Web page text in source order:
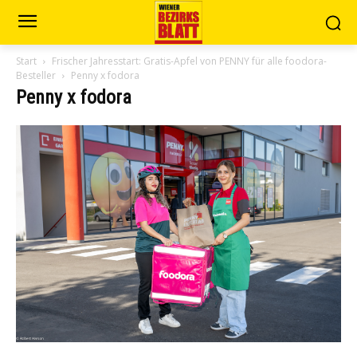
Start
Frischer Jahresstart: Gratis-Apfel von PENNY für alle foodora-
Besteller
Penny x fodora
Penny x fodora